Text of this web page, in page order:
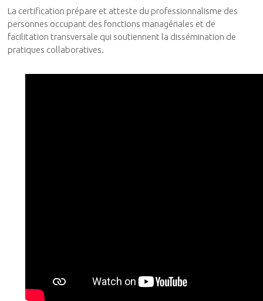
La certification prépare et atteste du professionnalisme des
personnes occupant des fonctions managériales et de
facilitation transversale qui soutiennent la dissémination de
pratiques collaboratives.